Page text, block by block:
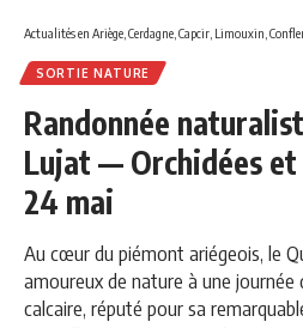
Actualités en Ariège, Cerdagne, Capcir, Limouxin,
SORTIE NATURE
Randonnée
Lujat — Orchidées
24 mai
Au cœur du piémont ariégeois, le
amoureux de nature à une
calcaire, réputé pour sa